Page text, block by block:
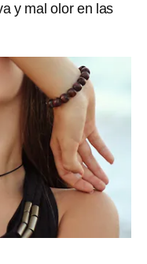
y mal olor en las